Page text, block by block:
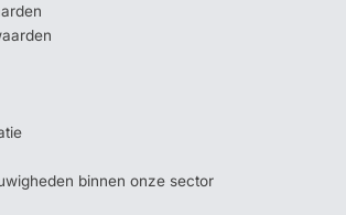
binnen onze sector